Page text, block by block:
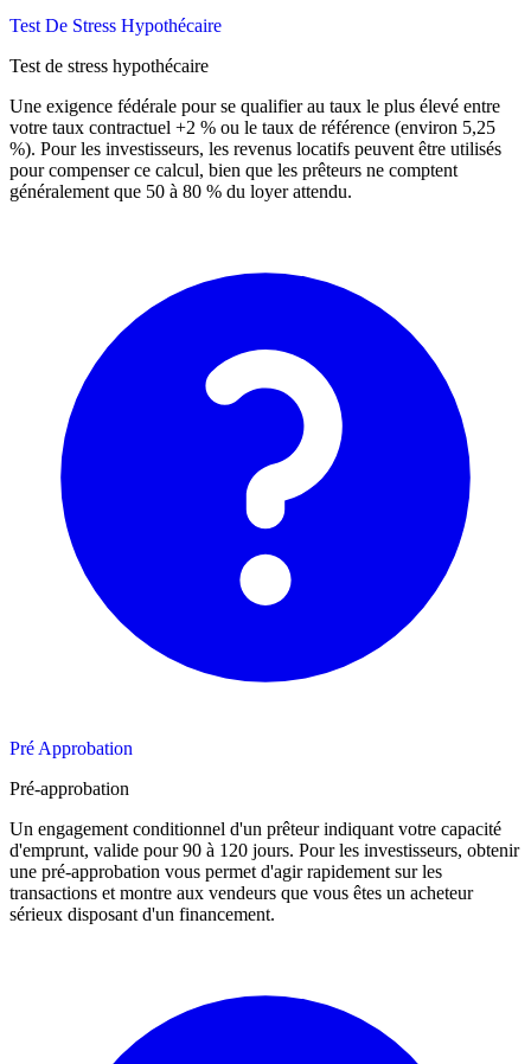
Test De Stress Hypothécaire
Test de stress hypothécaire
Une exigence fédérale pour se qualifier au taux le plus élevé entre
votre taux contractuel +2 % ou le taux de référence (environ 5,25
%). Pour les investisseurs, les revenus locatifs peuvent être utilisés
pour compenser ce calcul, bien que les prêteurs ne comptent
généralement que 50 à 80 % du loyer attendu.
Pré Approbation
Pré-approbation
Un engagement conditionnel d'un prêteur indiquant votre capacité
d'emprunt, valide pour 90 à 120 jours. Pour les investisseurs, obtenir
une pré-approbation vous permet d'agir rapidement sur les
transactions et montre aux vendeurs que vous êtes un acheteur
sérieux disposant d'un financement.